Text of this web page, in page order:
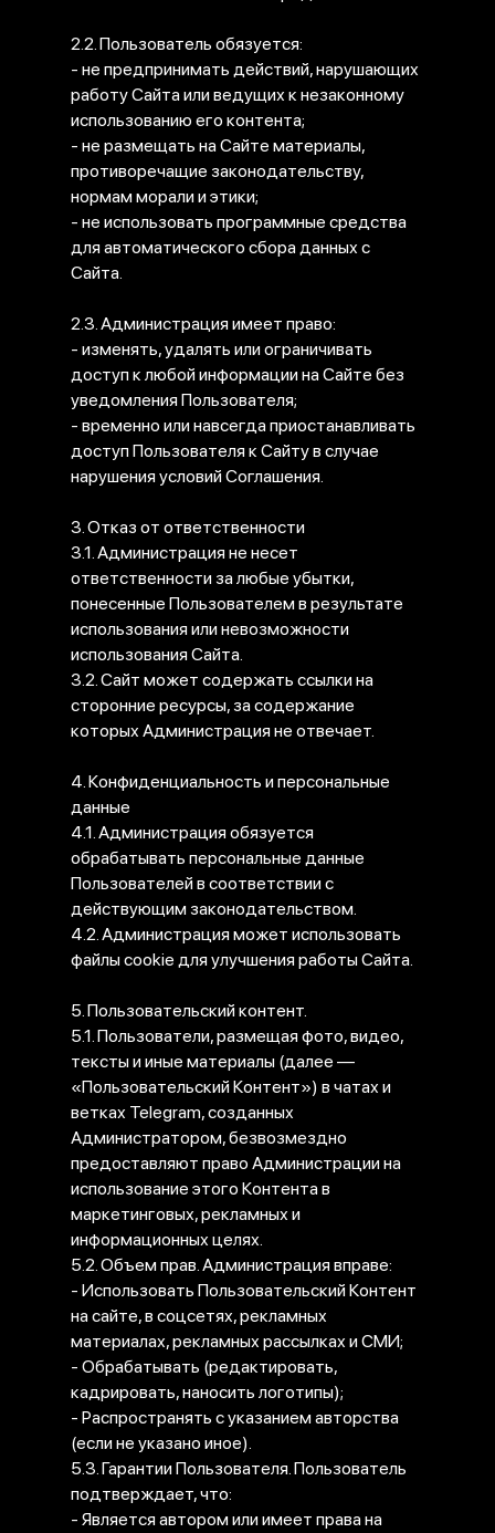
2.2. Пользователь обязуется:
- не предпринимать действий, нарушающих
работу Сайта или ведущих к незаконному
использованию его контента;
- не размещать на Сайте материалы,
противоречащие законодательству,
нормам морали и этики;
- не использовать программные средства
для автоматического сбора данных с
Сайта.
2.3. Администрация имеет право:
- изменять, удалять или ограничивать
доступ к любой информации на Сайте без
уведомления Пользователя;
- временно или навсегда приостанавливать
доступ Пользователя к Сайту в случае
нарушения условий Соглашения.
3. Отказ от ответственности
3.1. Администрация не несет
ответственности за любые убытки,
понесенные Пользователем в результате
использования или невозможности
использования Сайта.
3.2. Сайт может содержать ссылки на
сторонние ресурсы, за содержание
которых Администрация не отвечает.
4. Конфиденциальность и персональные
данные
4.1. Администрация обязуется
обрабатывать персональные данные
Пользователей в соответствии с
действующим законодательством.
4.2. Администрация может использовать
файлы cookie для улучшения работы Сайта.
5. Пользовательский контент.
5.1. Пользователи, размещая фото, видео,
тексты и иные материалы (далее —
«Пользовательский Контент») в чатах и
ветках Telegram, созданных
Администратором, безвозмездно
предоставляют право Администрации на
использование этого Контента в
маркетинговых, рекламных и
информационных целях.
5.2. Объем прав. Администрация вправе:
- Использовать Пользовательский Контент
на сайте, в соцсетях, рекламных
материалах, рекламных рассылках и СМИ;
- Обрабатывать (редактировать,
кадрировать, наносить логотипы);
- Распространять с указанием авторства
(если не указано иное).
5.3. Гарантии Пользователя. Пользователь
подтверждает, что:
- Является автором или имеет права на